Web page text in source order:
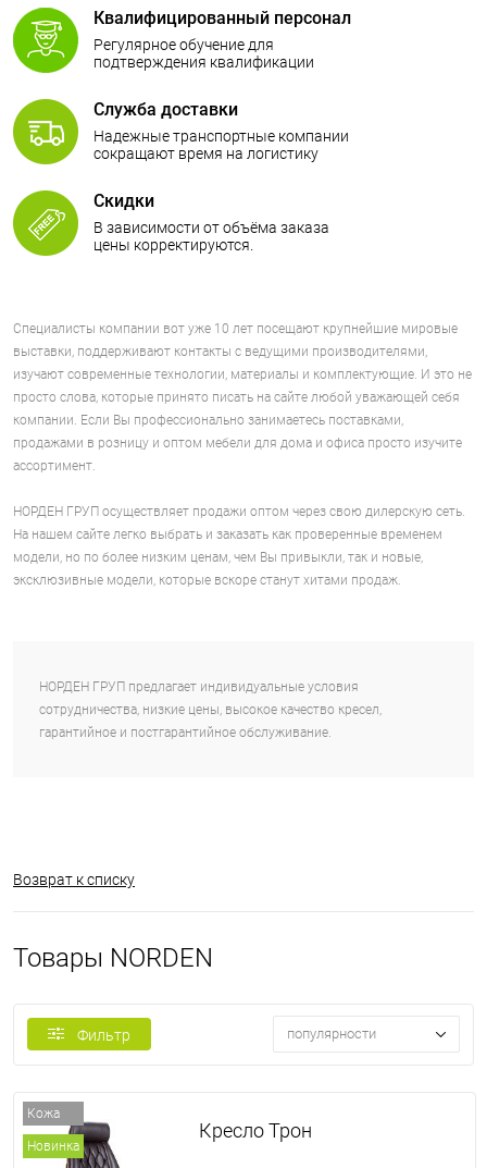
Квалифицированный персонал
Регулярное обучение для
подтверждения квалификации
Служба доставки
Надежные транспортные компании
сокращают время на логистику
Скидки
В зависимости от объёма заказа
цены корректируются.
Специалисты компании вот уже 10 лет посещают крупнейшие мировые
выставки, поддерживают контакты с ведущими производителями,
изучают современные технологии, материалы и комплектующие. И это не
просто слова, которые принято писать на сайте любой уважающей себя
компании. Если Вы профессионально занимаетесь поставками,
продажами в розницу и оптом мебели для дома и офиса просто изучите
ассортимент.
НОРДЕН ГРУП осуществляет продажи оптом через свою дилерскую сеть.
На нашем сайте легко выбрать и заказать как проверенные временем
модели, но по более низким ценам, чем Вы привыкли, так и новые,
эксклюзивные модели, которые вскоре станут хитами продаж.
НОРДЕН ГРУП предлагает индивидуальные условия
сотрудничества, низкие цены, высокое качество кресел,
гарантийное и постгарантийное обслуживание.
Возврат к списку
Товары NORDEN
Фильтр популярности
Кожа
Новинка
Кресло Трон